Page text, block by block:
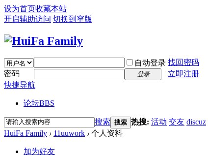
设为首页收藏本站
开启辅助访问 切换到窄版
自动登录 找回密码
密码
登录
立即注册
快捷导航
论坛BBS
搜索 搜索 热搜: 活动 交友 discuz
HuiFa Family › 11uuwork › 个人资料
加为好友